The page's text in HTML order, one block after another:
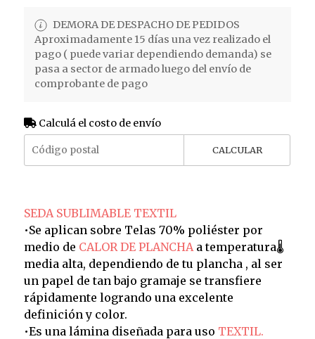
DEMORA DE DESPACHO DE PEDIDOS
Aproximadamente 15 días una vez realizado el
pago ( puede variar dependiendo demanda) se
pasa a sector de armado luego del envío de
comprobante de pago
Calculá el costo de envío
CALCULAR
SEDA SUBLIMABLE TEXTIL
•Se aplican sobre Telas 70% poliéster por
medio de CALOR DE PLANCHA a temperatura🌡️
media alta, dependiendo de tu plancha , al ser
un papel de tan bajo gramaje se transfiere
rápidamente logrando una excelente
definición y color.
•Es una lámina diseñada para uso TEXTIL.